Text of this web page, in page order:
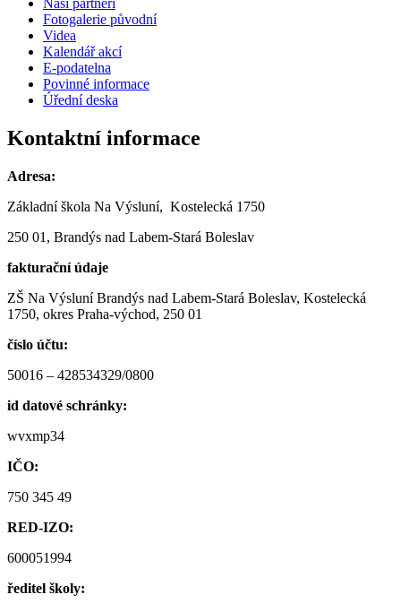
Naši partneři
Fotogalerie původní
Videa
Kalendář akcí
E-podatelna
Povinné informace
Úřední deska
Kontaktní informace
Adresa:
Základní škola Na Výsluní, Kostelecká 1750
250 01, Brandýs nad Labem-Stará Boleslav
fakturační údaje
ZŠ Na Výsluní Brandýs nad Labem-Stará Boleslav, Kostelecká
1750, okres Praha-východ, 250 01
číslo účtu:
50016 – 428534329/0800
id datové schránky:
wvxmp34
IČO:
750 345 49
RED-IZO:
600051994
ředitel školy: